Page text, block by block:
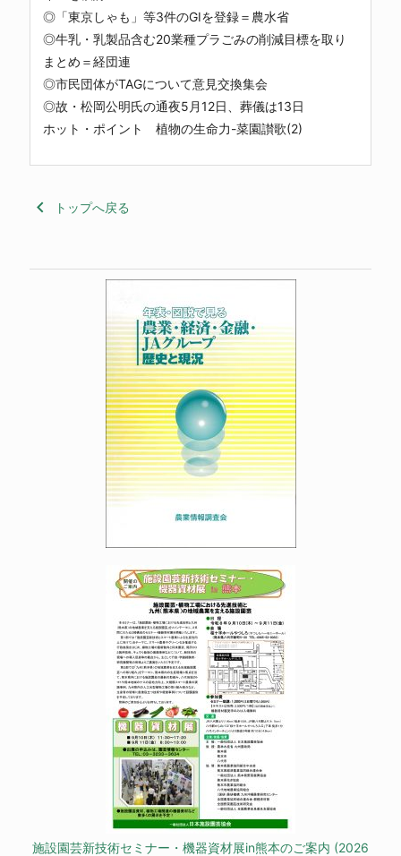
◎「東京しゃも」等3件のGIを登録＝農水省
◎牛乳・乳製品含む20業種プラごみの削減目標を取り
まとめ＝経団連
◎市民団体がTAGについて意見交換集会
◎故・松岡公明氏の通夜5月12日、葬儀は13日
ホット・ポイント 植物の生命力-菜園讃歌(2)
keyboard_arrow_left トップへ戻る
施設園芸新技術セミナー・機器資材展in熊本のご案内 (2026